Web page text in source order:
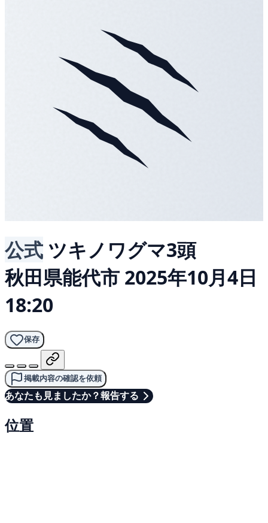
公式 ツキノワグマ3頭
秋田県能代市 2025年10月4日
18:20
保存
掲載内容の確認を依頼
あなたも見ましたか？報告する
位置